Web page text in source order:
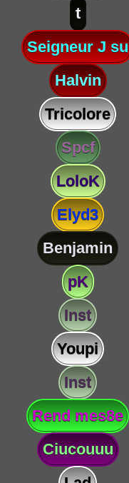
t
Seigneur J su
Halvin
Tricolore
Spcf
LoloK
Elyd3
Benjamin
pK
Inst
Youpi
Inst
Rend mes8e
Ciucouuu